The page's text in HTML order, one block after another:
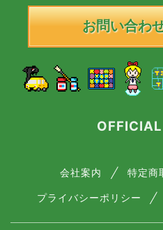
お問い合わ
会社案内 特定商
プライバシーポリシー